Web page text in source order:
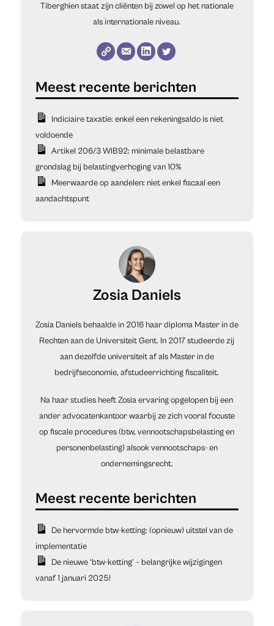
Tiberghien staat zijn cliënten bij zowel op het nationale
als internationale niveau.
Indiciaire taxatie: enkel een rekeningsaldo is niet
voldoende
Artikel 206/3 WIB92: minimale belastbare
grondslag bij belastingverhoging van 10%
Meerwaarde op aandelen: niet enkel fiscaal een
aandachtspunt
Zosia Daniels
Zosia Daniels behaalde in 2016 haar diploma Master in de
Rechten aan de Universiteit Gent. In 2017 studeerde zij
aan dezelfde universiteit af als Master in de
bedrijfseconomie, afstudeerrichting fiscaliteit.
Na haar studies heeft Zosia ervaring opgelopen bij een
ander advocatenkantoor waarbij ze zich vooral focuste
op fiscale procedures (btw, vennootschapsbelasting en
personenbelasting) alsook vennootschaps- en
ondernemingsrecht.
De hervormde btw-ketting: (opnieuw) uitstel van de
implementatie
De nieuwe ‘btw-ketting’ – belangrijke wijzigingen
vanaf 1 januari 2025!